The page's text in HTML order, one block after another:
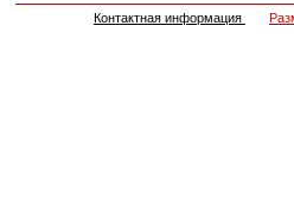
Контактная информация